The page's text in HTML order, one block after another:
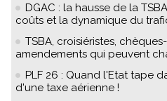
DGAC : la hausse de la
coûts et la dynamique du
TSBA, croisiéristes,
amendements qui peuvent
PLF 26 : Quand l'Etat tape
d'une taxe aérienne !